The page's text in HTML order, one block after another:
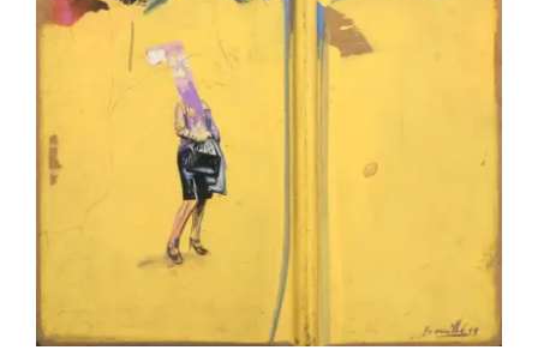
(1017) BOUILLÉ Christian – Sans-titre